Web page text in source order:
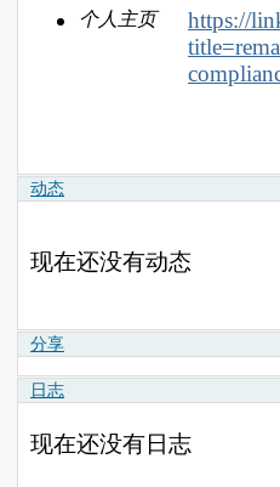
个人主页
https://
动态
现在还没有动态
分享
日志
现在还没有日志